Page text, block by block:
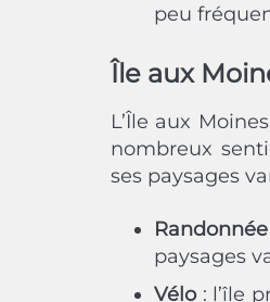
peu
Île aux
L’Île aux
nombreux
ses paysages
Randonnée
paysages
Vélo: l’île